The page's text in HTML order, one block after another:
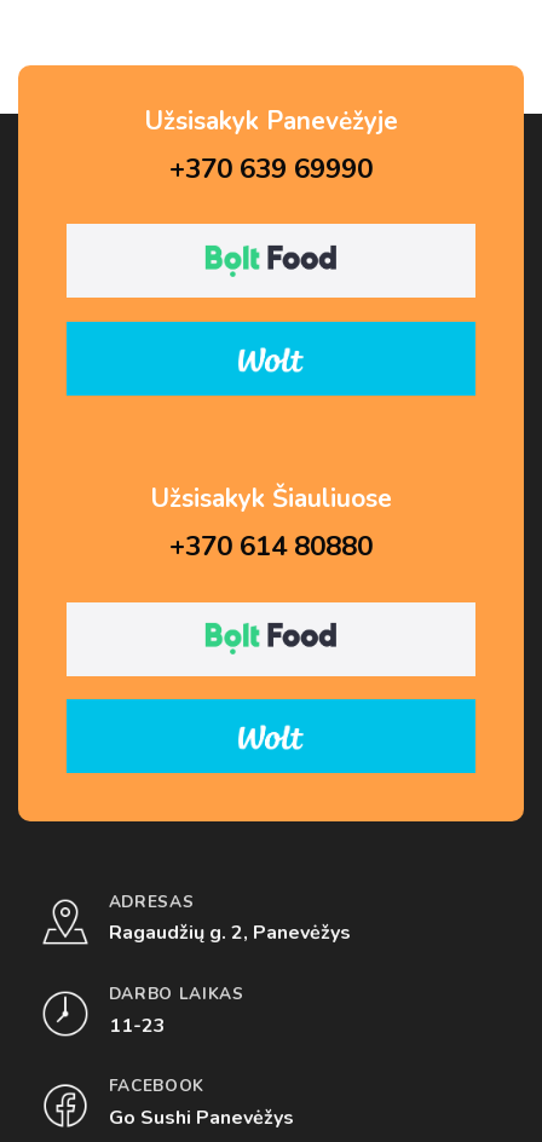
Užsisakyk Panevėžyje
+370 639 69990
Užsisakyk Šiauliuose
+370 614 80880
ADRESAS
Ragaudžių g. 2, Panevėžys
DARBO LAIKAS
11-23
FACEBOOK
Go Sushi Panevėžys